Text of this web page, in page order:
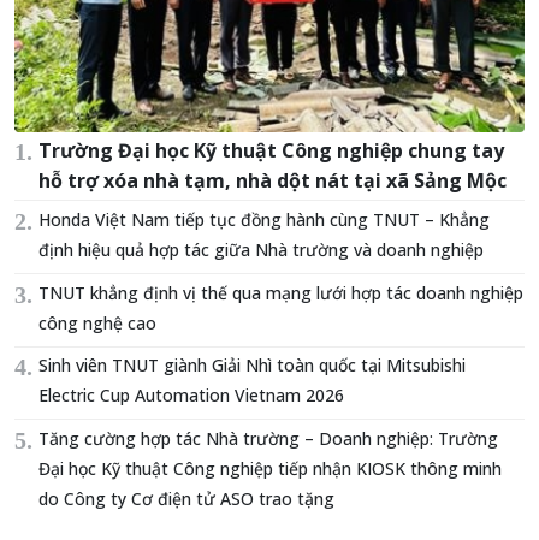
Trường Đại học Kỹ thuật Công nghiệp chung tay
hỗ trợ xóa nhà tạm, nhà dột nát tại xã Sảng Mộc
Honda Việt Nam tiếp tục đồng hành cùng TNUT – Khẳng
định hiệu quả hợp tác giữa Nhà trường và doanh nghiệp
TNUT khẳng định vị thế qua mạng lưới hợp tác doanh nghiệp
công nghệ cao
Sinh viên TNUT giành Giải Nhì toàn quốc tại Mitsubishi
Electric Cup Automation Vietnam 2026
Tăng cường hợp tác Nhà trường – Doanh nghiệp: Trường
Đại học Kỹ thuật Công nghiệp tiếp nhận KIOSK thông minh
do Công ty Cơ điện tử ASO trao tặng